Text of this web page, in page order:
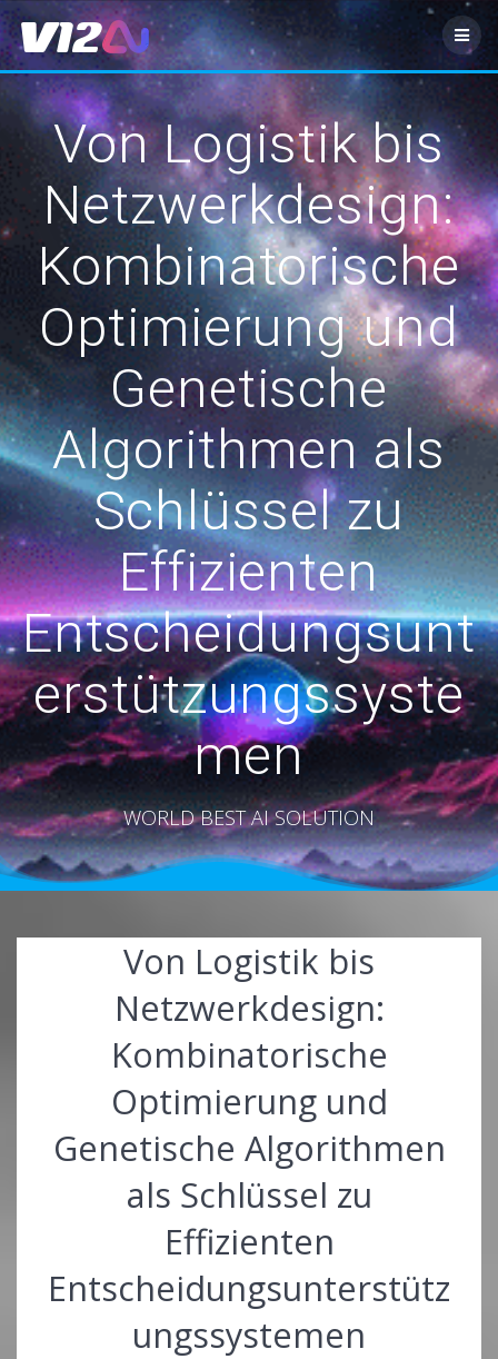
Zum
Inhalt
springen
Von Logistik bis
Netzwerkdesign:
Kombinatorische
Optimierung und
Genetische
Algorithmen als
Schlüssel zu
Effizienten
Entscheidungsunt
erstützungssyste
men
WORLD BEST AI SOLUTION
Von Logistik bis
Netzwerkdesign:
Kombinatorische
Optimierung und
Genetische Algorithmen
als Schlüssel zu
Effizienten
Entscheidungsunterstütz
ungssystemen